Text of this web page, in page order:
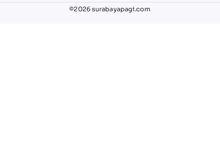
©2026 surabayapagi.com